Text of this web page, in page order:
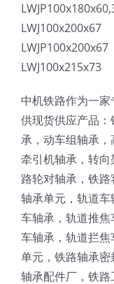
LWJ100x200x67
LWJP100x200x67
LWJ100x215x73
中机铁路作为一
供现货供应产品
承，动车组轴承，
牵引机轴承，转
路轮对轴承，铁
轴承单元，轨道
车轴承，轨道推
车轴承，轨道拦
单元，铁路轴承
轴承配件厂，铁